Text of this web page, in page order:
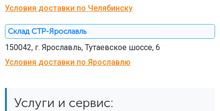
Условия доставки по Челябинску
Склад СТР-Ярославль
150042, г. Ярославль, Тутаевское шоссе, 6
Условия доставки по Ярославлю
Услуги и сервис: